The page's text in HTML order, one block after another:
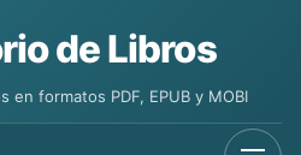
de Libros
en formatos PDF, EPUB y MOBI